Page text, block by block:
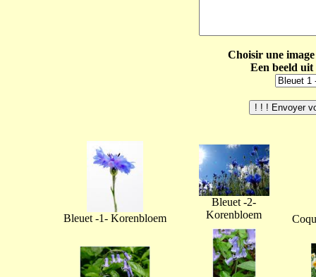
Choisir une
Een beeld
Bleuet -1- Korenbloem
Bleuet -2-
Korenbloem